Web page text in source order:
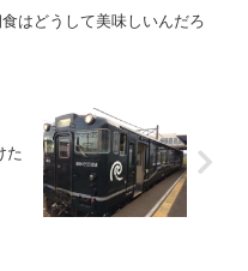
はどうして美味しいんだろ
た